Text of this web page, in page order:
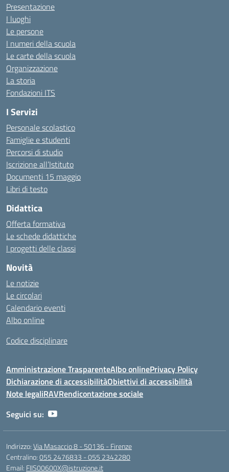
Presentazione
I luoghi
Le persone
I numeri della scuola
Le carte della scuola
Organizzazione
La storia
Fondazioni ITS
I Servizi
Personale scolastico
Famiglie e studenti
Percorsi di studio
Iscrizione all’Istituto
Documenti 15 maggio
Libri di testo
Didattica
Offerta formativa
Le schede didattiche
I progetti delle classi
Novità
Le notizie
Le circolari
Calendario eventi
Albo online
Codice disciplinare
Amministrazione TrasparenteAlbo onlinePrivacy Policy
Dichiarazione di accessibilitàObiettivi di accessibilità
Note legaliRAVRendicontazione sociale
Seguici su:
Indirizzo:Via Masaccio 8 - 50136 - Firenze
Centralino:055 2476833 - 055 2342280
Email: FIIS00600X@istruzione.it